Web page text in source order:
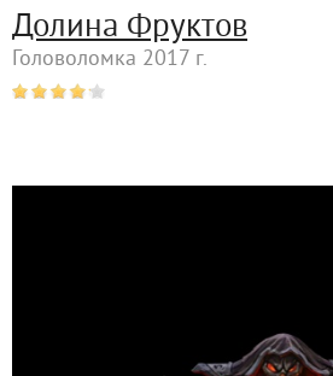
Долина Фруктов
Головоломка 2017 г.